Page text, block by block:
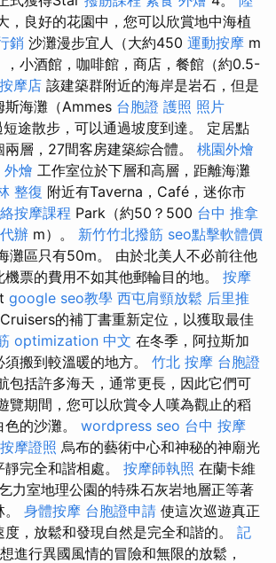
，良好的花園中，您可以欣賞地中海植
銷 沙灘漫步宜人（大約450 運動按摩 m
，小酒館，咖啡館，商店，餐館（約0.5-
摩店 該建築群附近的海岸是岩石，但是
斯海灘（Ammes 台胞證 護照 照片
途散步，可以通過坡度到達。 定居點
層，27間客房建築綜合體。 桃園外燴
外燴 工作室位於下層和高層，距離海灘
整復 附近有Taverna，Café，迷你市
按摩課程 Park（約50？500 台中 推拿
辦 m）。 新竹竹北撥筋 seo點擊軟體價
灘區只有50m。 由於北美人不必前往他
票的費用不如其他郵輪目的地。 按摩
google seo教學 西屯肩頸放鬆 后里推
Cruisers的補丁書重新定位，以獲取最佳
optimization 中文 在冬季，阿拉斯加
搬到較溫暖的地方。 竹北 按摩 台胞證
包括許多海天，通常更長，因此它們可
覽期間，您可以欣賞令人嘆為觀止的稻
的沙灘。 wordpress seo 台中 按摩
摩證照 烏布的藝術中心和神秘的神廟光
完全和諧相處。 按摩師執照 在蘭卡維
力室地理公園的特殊石灰岩地層正等著
身體按摩 台胞證申請 使這次巡遊真正
，放鬆和發現自然是完全和諧的。 記
進行異國風情的冒險和無限的放鬆，